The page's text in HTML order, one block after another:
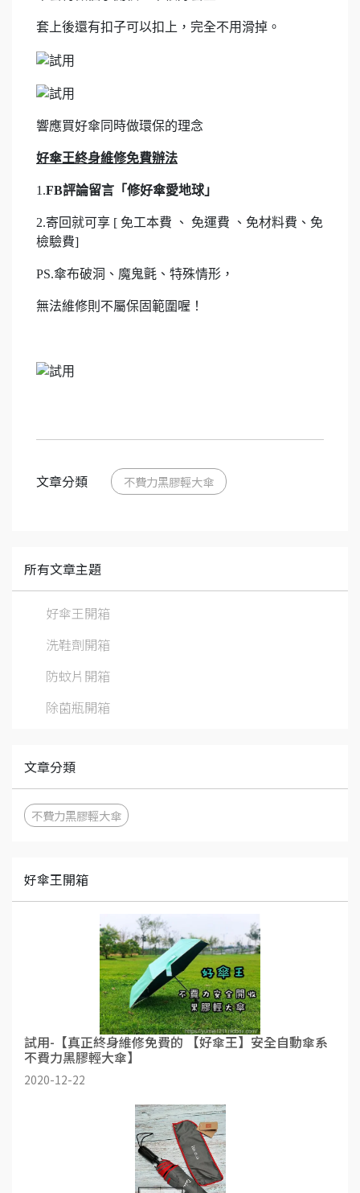
套上後還有扣子可以扣上，完全不用滑掉。
響應買好傘同時做環保的理念
好傘王終身維修免費辦法
1.FB評論留言「修好傘愛地球」
2.寄回就可享 [ 免工本費 、 免運費 、免材料費、免
檢驗費]
PS.傘布破洞、魔鬼氈、特殊情形，
無法維修則不屬保固範圍喔！
文章分類 不費力黑膠輕大傘
所有文章主題
好傘王開箱
洗鞋劑開箱
防蚊片開箱
除菌瓶開箱
文章分類
不費力黑膠輕大傘
好傘王開箱
試用-【真正終身維修免費的 【好傘王】安全自動傘系
不費力黑膠輕大傘】
2020-12-22